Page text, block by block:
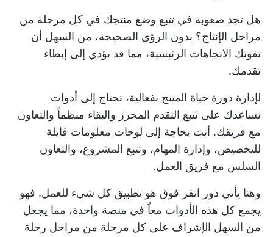
هل تجد صعوبة في تتبع وضع منتجك في كل مرحلة من
مراحل الإنتاج؟ بدون الرؤى الصحيحة، من السهل أن
تفوتك الاتجاهات الرئيسية، مما قد يؤدي إلى إبطاء
تقدمك.
لإدارة دورة حياة المنتج بفعالية، تحتاج إلى أدوات
تساعدك على تتبع التقدم المحرز والبقاء منظماً والتعاون
مع فريقك. أنت بحاجة إلى لوحات معلومات قابلة
للتخصيص، وإدارة المهام، وتتبع المشروع، والتعاون
السلس مع فريق العمل.
وهنا يأتي دور انقر فوق هو تطبيق كل شيء للعمل. فهو
يجمع كل هذه الأدوات معاً في منصة واحدة، مما يجعل
من السهل الإشراف على كل مرحلة من مراحل رحلة